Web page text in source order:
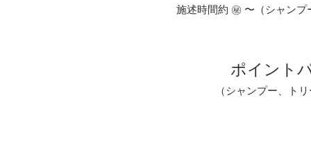
施述時間約 ㊙︎ 〜（シャンプ
ポイント
（シャンプー、ト